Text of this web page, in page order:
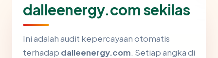
dalleenergy.com sekilas
Ini adalah audit kepercayaan otomatis
terhadap dalleenergy.com. Setiap angka di